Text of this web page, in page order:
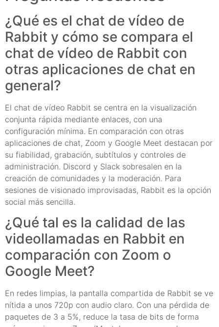
¿Qué es el chat de vídeo de
Rabbit y cómo se compara el
chat de vídeo de Rabbit con
otras aplicaciones de chat en
general?
El chat de vídeo Rabbit se centra en la visualización
conjunta rápida mediante enlaces, con una
configuración mínima. En comparación con otras
aplicaciones de chat, Zoom y Google Meet destacan por
su fiabilidad, grabación, subtítulos y controles de
administración. Discord y Slack sobresalen en la
creación de comunidades y la moderación. Para
sesiones de visionado improvisadas, Rabbit es la opción
social más sencilla.
¿Qué tal es la calidad de las
videollamadas en Rabbit en
comparación con Zoom o
Google Meet?
En redes limpias, la pantalla compartida de Rabbit se ve
nítida a unos 720p con audio claro. Con una pérdida de
paquetes de 3 a 5%, reduce la tasa de bits de forma